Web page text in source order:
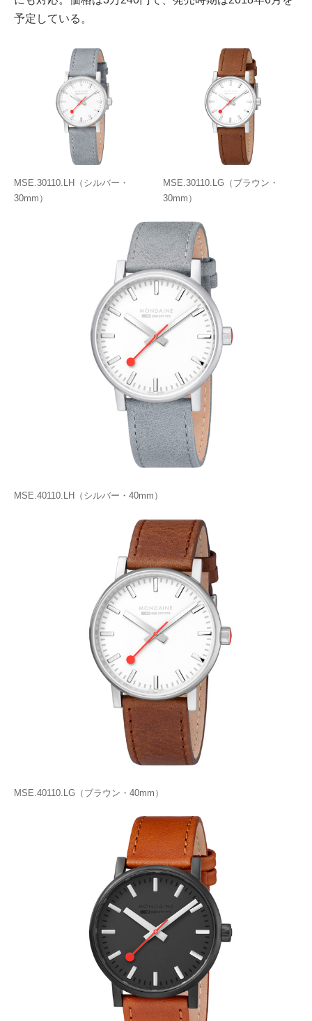
予定している。
MSE.30110.LH（シルバー・
30mm）
MSE.30110.LG（ブラウン・
30mm）
MSE.40110.LH（シルバー・40mm）
MSE.40110.LG（ブラウン・40mm）